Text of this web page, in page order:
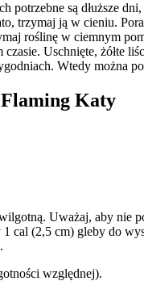
są dłuższe
trzymaj ją w cieniu.
roślinę w ciemnym
Uschnięte, żółte
Wtedy można
Katy
Uważaj, aby nie
cal (2,5 cm) gleby do
względnej).